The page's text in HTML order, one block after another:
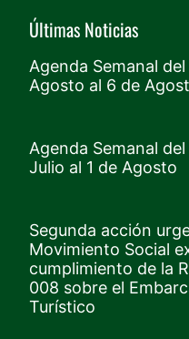
Últimas Noticias
Agenda Semanal
Agosto al 6 de
Agenda Semanal
Julio al 1 de Agosto
Segunda acción
Movimiento Social
cumplimiento de la
008 sobre el
Turístico